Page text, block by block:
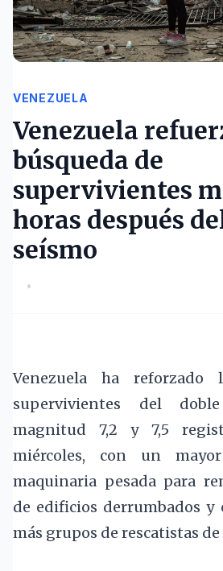
VENEZUELA
Venezuela
búsqueda de
supervivientes
horas después
seísmo
•
Venezuela ha reforzado
supervivientes del
magnitud 7,2 y 7,5
miércoles, con un
maquinaria pesada para
de edificios derrumbados y
más grupos de rescatistas de